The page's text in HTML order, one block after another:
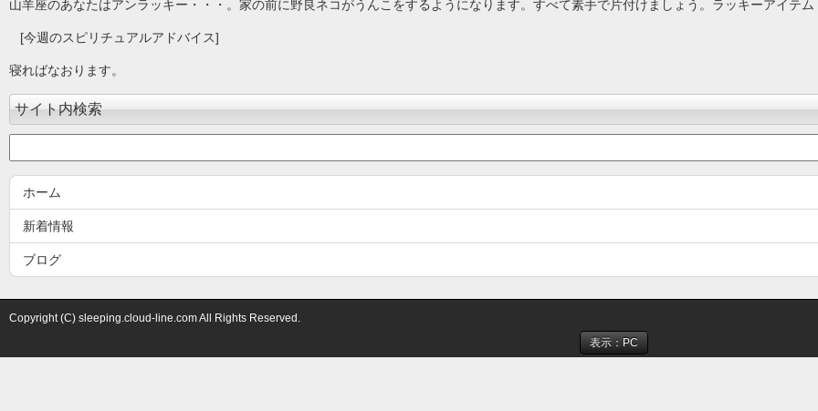
山羊座のあなたはアンラッキー・・・。家の前に野良ネコがうんこをするようになります。すべて素手で片付けましょう。ラッキーアイテ
[今週のスピリチュアルアドバイス]
寝ればなおります。
サイト内検索
ホーム
新着情報
ブログ
Copyright (C) sleeping.cloud-line.com All Rights Reserved.
表示：PC